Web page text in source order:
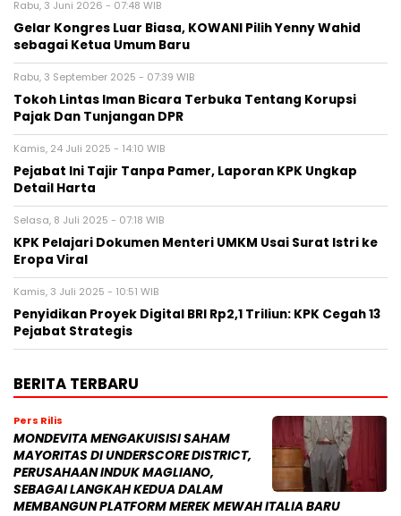
Rabu, 3 Juni 2026 - 07:48 WIB
Gelar Kongres Luar Biasa, KOWANI Pilih Yenny Wahid
sebagai Ketua Umum Baru
Rabu, 3 September 2025 - 07:39 WIB
Tokoh Lintas Iman Bicara Terbuka Tentang Korupsi
Pajak Dan Tunjangan DPR
Kamis, 24 Juli 2025 - 14:10 WIB
Pejabat Ini Tajir Tanpa Pamer, Laporan KPK Ungkap
Detail Harta
Selasa, 8 Juli 2025 - 07:18 WIB
KPK Pelajari Dokumen Menteri UMKM Usai Surat Istri ke
Eropa Viral
Kamis, 3 Juli 2025 - 10:51 WIB
Penyidikan Proyek Digital BRI Rp2,1 Triliun: KPK Cegah 13
Pejabat Strategis
BERITA TERBARU
Pers Rilis
MONDEVITA MENGAKUISISI SAHAM
MAYORITAS DI UNDERSCORE DISTRICT,
PERUSAHAAN INDUK MAGLIANO,
SEBAGAI LANGKAH KEDUA DALAM
MEMBANGUN PLATFORM MEREK MEWAH ITALIA BARU